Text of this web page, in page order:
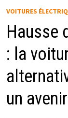
VOITURES
Hausse
: la
un